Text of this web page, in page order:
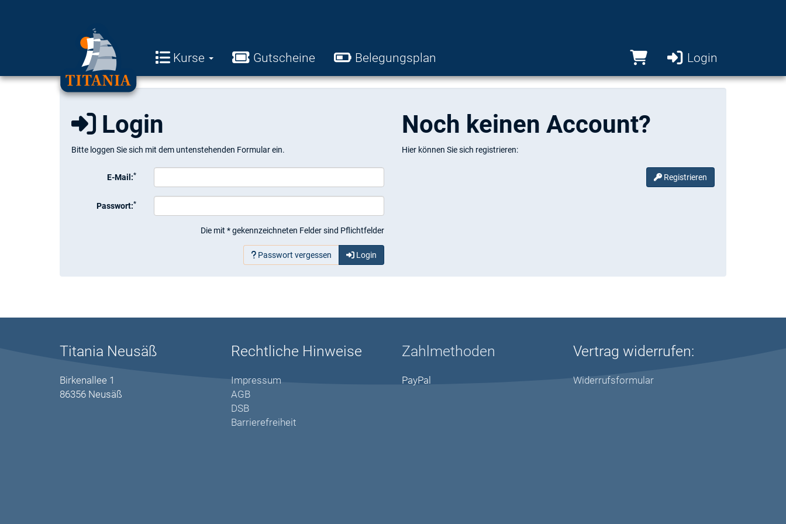
Kurse Gutscheine Belegungsplan Login
Login
Bitte loggen Sie sich mit dem untenstehenden Formular ein.
E-Mail:*
Passwort:*
Die mit * gekennzeichneten Felder sind Pflichtfelder
Passwort vergessen Login
Noch keinen Account?
Hier können Sie sich registrieren:
Registrieren
Titania Neusäß
Birkenallee 1
86356 Neusäß
Rechtliche Hinweise
Impressum
AGB
DSB
Barrierefreiheit
Zahlmethoden
PayPal
Vertrag widerrufen:
Widerrufsformular